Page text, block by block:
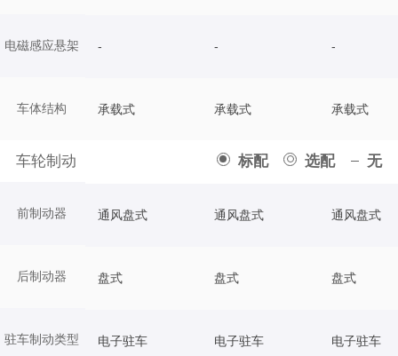
电磁感应悬架
车体结构
车轮制动 标配 选配 无
前制动器
后制动器
驻车制动类型
- - -
承载式 承载式 承载式
通风盘式 通风盘式 通风盘式
盘式 盘式 盘式
电子驻车 电子驻车 电子驻车